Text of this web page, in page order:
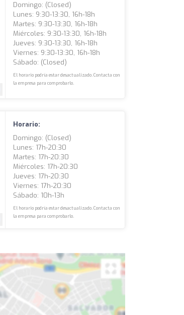
Domingo: (closed)
Lunes: 9:30-13:30, 16h-18h
Martes: 9:30-13:30, 16h-18h
Miércoles: 9:30-13:30, 16h-18h
Jueves: 9:30-13:30, 16h-18h
Viernes: 9:30-13:30, 16h-18h
Sábado: (closed)
El horario podría estar desactualizado. Contacta con
la empresa para comprobarlo.
Horario:
Domingo: (closed)
Lunes: 17h-20:30
Martes: 17h-20:30
Miércoles: 17h-20:30
Jueves: 17h-20:30
Viernes: 17h-20:30
Sábado: 10h-13h
El horario podría estar desactualizado. Contacta con
la empresa para comprobarlo.